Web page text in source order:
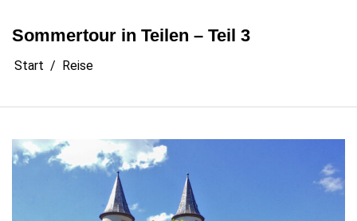
Sommertour in Teilen – Teil 3
Start Reise